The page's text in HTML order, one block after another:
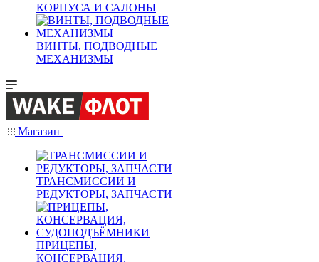
КОРПУСА И САЛОНЫ
ВИНТЫ, ПОДВОДНЫЕ
МЕХАНИЗМЫ
Магазин
ТРАНСМИССИИ И
РЕДУКТОРЫ, ЗАПЧАСТИ
ПРИЦЕПЫ,
КОНСЕРВАЦИЯ,